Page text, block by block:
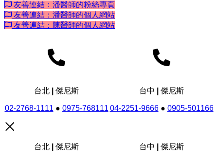
友善連結：潘醫師的粉絲專頁
友善連結：潘醫師的個人網站
友善連結：陳醫師的個人網站
台北 | 傑尼斯
02-2768-1111 ● 0975-768111
台中 | 傑尼斯
04-2251-9666● 0905-501166
台北 | 傑尼斯 台中 | 傑尼斯